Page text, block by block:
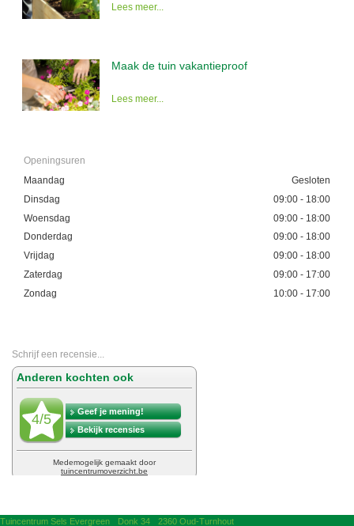
Lees meer...
Maak de tuin vakantieproof
Lees meer...
Openingsuren
Maandag
Gesloten
Dinsdag
09:00 - 18:00
Woensdag
09:00 - 18:00
Donderdag
09:00 - 18:00
Vrijdag
09:00 - 18:00
Zaterdag
09:00 - 17:00
Zondag
10:00 - 17:00
Schrijf een recensie...
Tuincentrum Sels Evergreen Donk 34 2360 Oud-Turnhout